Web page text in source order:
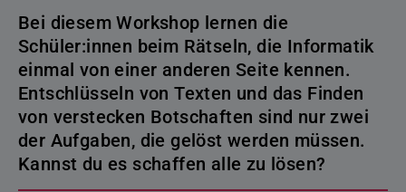
Bei diesem Workshop lernen die
Schüler:innen beim Rätseln, die Informatik
einmal von einer anderen Seite kennen.
Entschlüsseln von Texten und das Finden
von verstecken Botschaften sind nur zwei
der Aufgaben, die gelöst werden müssen.
Kannst du es schaffen alle zu lösen?